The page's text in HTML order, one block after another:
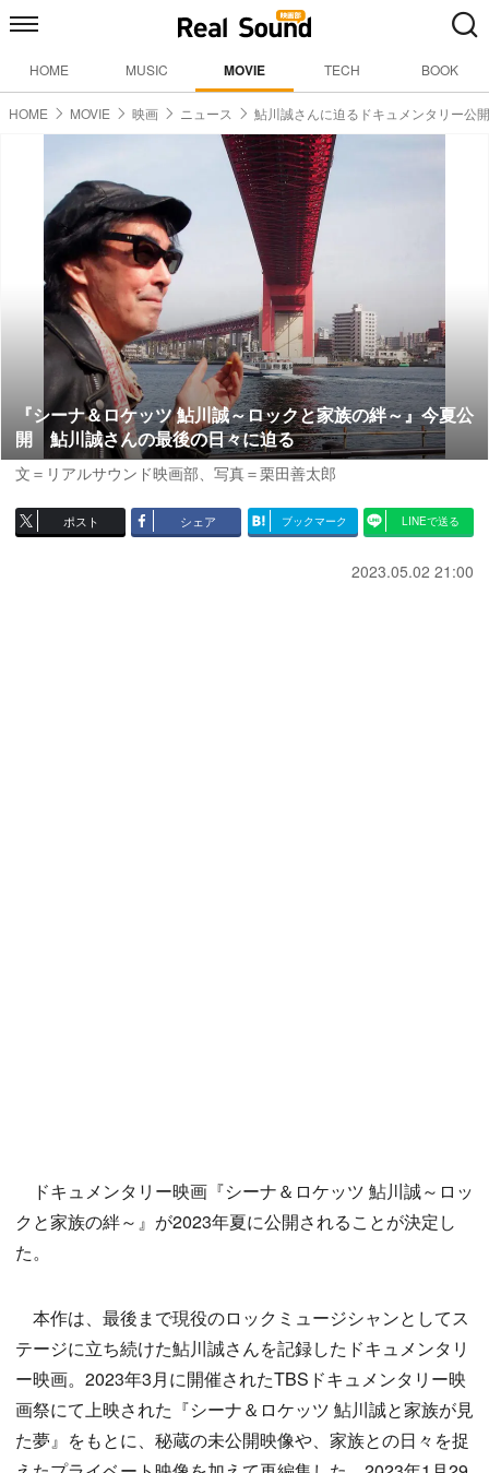
HOME MUSIC MOVIE TECH BOOK
HOME MOVIE 映画 ニュース 鮎川誠さんに迫るドキュメンタリー公
『シーナ＆ロケッツ 鮎川誠～ロックと家族の絆～』今夏公
開 鮎川誠さんの最後の日々に迫る
文＝リアルサウンド映画部、写真＝栗田善太郎
ポスト シェア ブックマーク LINEで送る
2023.05.02 21:00
ドキュメンタリー映画『シーナ＆ロケッツ 鮎川誠～ロッ
クと家族の絆～』が2023年夏に公開されることが決定し
た。
本作は、最後まで現役のロックミュージシャンとしてス
テージに立ち続けた鮎川誠さんを記録したドキュメンタリ
ー映画。2023年3月に開催されたTBSドキュメンタリー映
画祭にて上映された『シーナ＆ロケッツ 鮎川誠と家族が見
た夢』をもとに、秘蔵の未公開映像や、家族との日々を捉